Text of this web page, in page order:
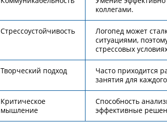
коллегами.
Стрессоустойчивость
Логопед может
ситуациями,
стрессовых
Творческий подход
Часто приходится
занятия для
Критическое
мышление
Способность
эффективные